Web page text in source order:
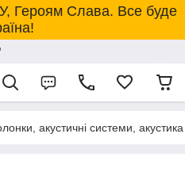
Героям Слава. Все буде
акустичні системи, акустика